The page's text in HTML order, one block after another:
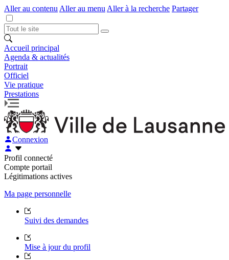
Aller au contenu Aller au menu Aller à la recherche Partager
Accueil principal
Agenda & actualités
Portrait
Officiel
Vie pratique
Prestations
Connexion
Profil connecté
Compte portail
Légitimations actives
Ma page personnelle
Suivi des demandes
Mise à jour du profil